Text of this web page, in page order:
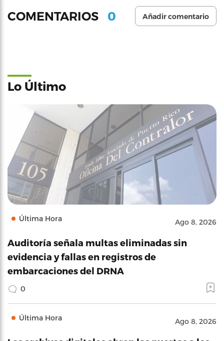
COMENTARIOS 0 Añadir comentario
Lo Último
Última Hora Ago 8, 2026
Auditoría señala multas eliminadas sin
evidencia y fallas en registros de
embarcaciones del DRNA
0
Última Hora Ago 8, 2026